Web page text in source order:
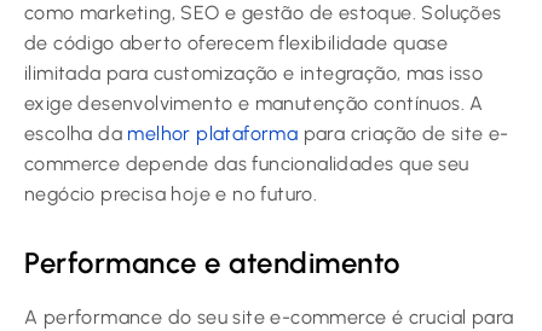
como marketing, SEO e gestão de estoque. Soluções
de código aberto oferecem flexibilidade quase
ilimitada para customização e integração, mas isso
exige desenvolvimento e manutenção contínuos. A
escolha da melhor plataforma para criação de site e-
commerce depende das funcionalidades que seu
negócio precisa hoje e no futuro.
Performance e atendimento
A performance do seu site e-commerce é crucial para